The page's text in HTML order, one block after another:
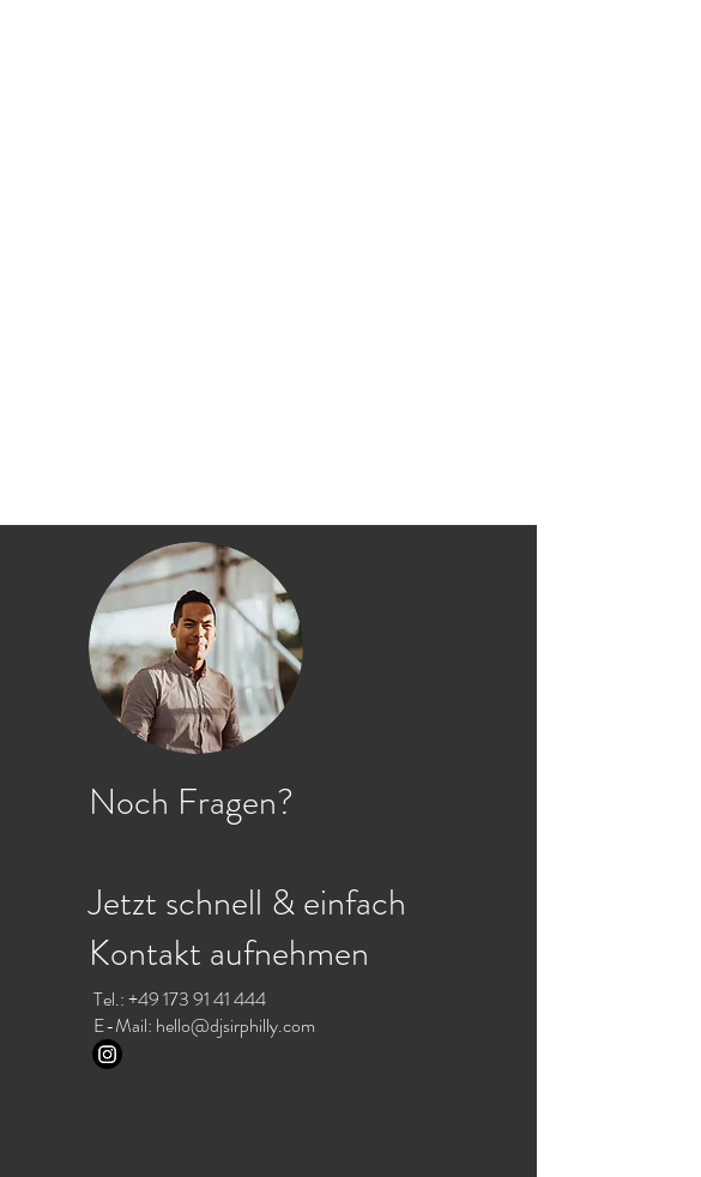
Noch Fragen?
Jetzt schnell & einfach
Kontakt aufnehmen
Tel.: +49 173 91 41 444
E-Mail: hello@djsirphilly.com